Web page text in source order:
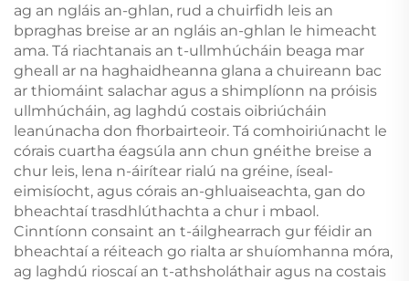
ag an ngláis an-ghlan, rud a chuirfidh leis an
bpraghas breise ar an ngláis an-ghlan le himeacht
ama. Tá riachtanais an t-ullmhúcháin beaga mar
gheall ar na haghaidheanna glana a chuireann bac
ar thiomáint salachar agus a shimplíonn na próisis
ullmhúcháin, ag laghdú costais oibriúcháin
leanúnacha don fhorbairteoir. Tá comhoiriúnacht le
córais cuartha éagsúla ann chun gnéithe breise a
chur leis, lena n-áirítear rialú na gréine, íseal-
eimisíocht, agus córais an-ghluaiseachta, gan do
bheachtaí trasdhlúthachta a chur i mbaol.
Cinntíonn consaint an t-áilghearrach gur féidir an
bheachtaí a réiteach go rialta ar shuíomhanna móra,
ag laghdú rioscaí an t-athsholáthair agus na costais